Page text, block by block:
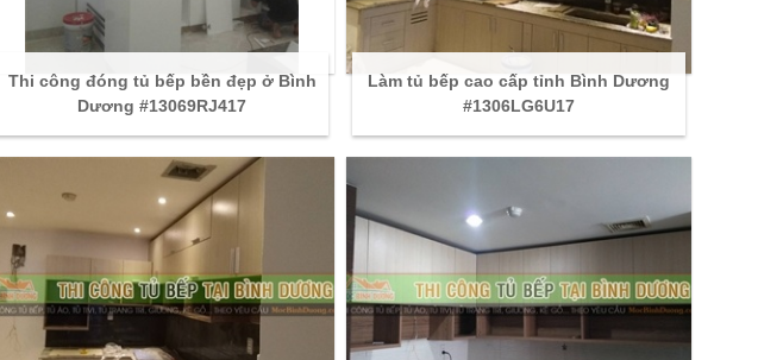
Thi công đóng tủ bếp bền đẹp ở Bình
Dương #13069RJ417
Làm tủ bếp cao cấp tỉnh Bình Dương
#1306LG6U17